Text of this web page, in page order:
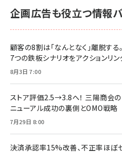
企画広告も役立つ情報バ
顧客の8割は「なんとなく」離脱す
7つの鉄板シナリオをアクションリ
8月3日 7:00
ストア評価2.5→3.8へ！ 三陽商会の
ニューアル成功の裏側とOMO戦略
7月29日 8:00
決済承認率15%改善、不正率ほぼ